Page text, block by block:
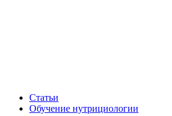
Статьи
Обучение нутрициологии